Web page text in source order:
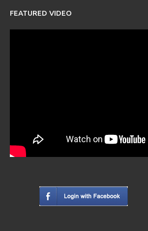
FEATURED VIDEO